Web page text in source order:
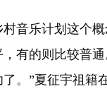
乐计划这个概
有的则比较普
。”夏征宇祖籍